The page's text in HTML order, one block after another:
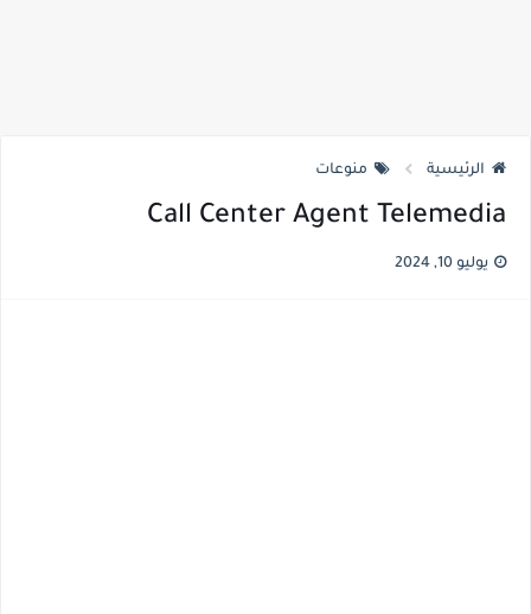
الرئيسية منوعات
Call Center Agent Telemedia
يوليو 10, 2024